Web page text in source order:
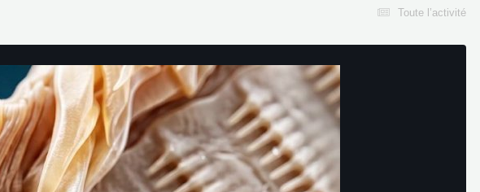
Toute l’activité